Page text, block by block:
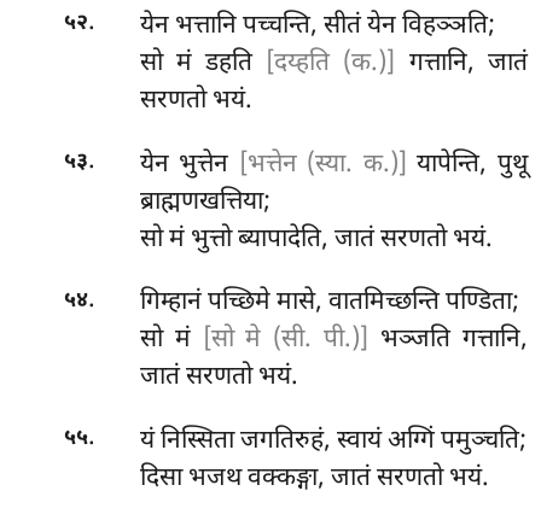
५२.
येन भत्तानि पच्चन्ति, सीतं येन विहञ्ञति;
सो मं डहति [दय्हति (क.)] गत्तानि, जातं
सरणतो भयं.
५३. येन भुत्तेन [भत्तेन (स्या. क.)] यापेन्ति, पुथू
ब्राह्मणखत्तिया;
सो मं भुत्तो ब्यापादेति, जातं सरणतो भयं.
५४.
गिम्हानं पच्छिमे मासे, वातमिच्छन्ति पण्डिता;
सो मं [सो मे (सी. पी.)] भञ्जति गत्तानि,
जातं सरणतो भयं.
५५.
यं निस्सिता जगतिरुहं, स्वायं अग्गिं पमुञ्चति;
दिसा भजथ वक्कङ्गा, जातं सरणतो भयं.